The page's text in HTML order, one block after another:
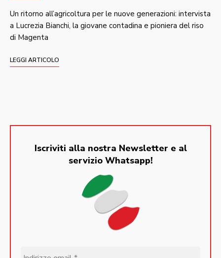
Un ritorno all’agricoltura per le nuove generazioni: intervista
a Lucrezia Bianchi, la giovane contadina e pioniera del riso
di Magenta
LEGGI ARTICOLO
Iscriviti alla nostra Newsletter e al
servizio Whatsapp!